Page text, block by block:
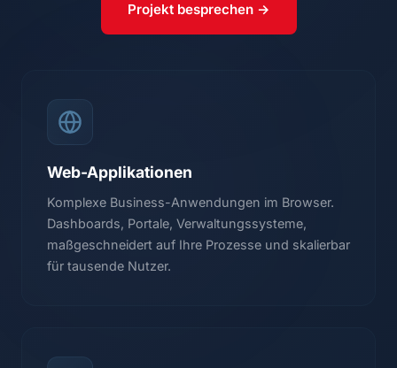
Projekt besprechen →
Web-Applikationen
Komplexe Business-Anwendungen im Browser.
Dashboards, Portale, Verwaltungssysteme,
maßgeschneidert auf Ihre Prozesse und skalierbar
für tausende Nutzer.